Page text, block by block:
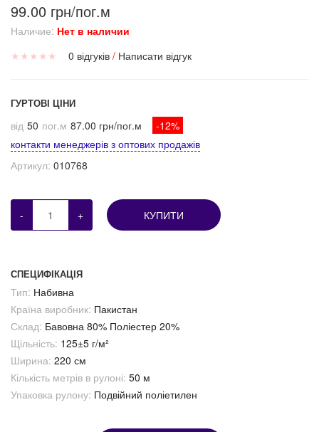
99.00 грн/пог.м
Наличие: Нет в наличии
★ ★ ★ ★ ★ 0 відгуків / Написати відгук
ГУРТОВІ ЦІНИ
від 50 пог.м 87.00 грн/пог.м
-12%
контакти менеджерів з оптових продажів
Артикул: 010768
- + КУПИТИ
СПЕЦИФІКАЦІЯ
Тип: Набивна
Країна виробник: Пакистан
Склад: Бавовна 80% Поліестер 20%
Щільність: 125±5 г/м²
Ширина: 220 см
Кількість метрів в рулоні: 50 м
Упаковка рулону: Подвійний поліетилен